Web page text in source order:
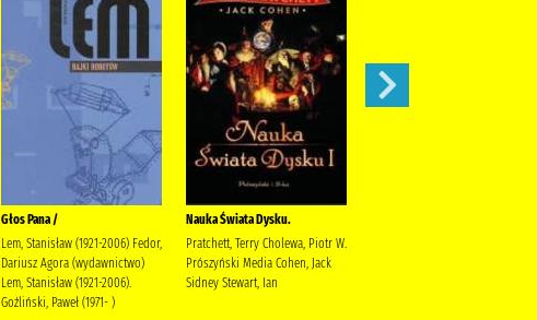
Głos Pana /
Lem, Stanisław (1921-2006) Fedor,
Dariusz Agora (wydawnictwo)
Lem, Stanisław (1921-2006).
Goźliński, Paweł (1971- )
Nauka Świata Dysku.
Pratchett, Terry Cholewa, Piotr W.
Prószyński Media Cohen, Jack
Sidney Stewart, Ian